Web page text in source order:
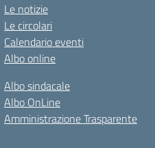
Le notizie
Le circolari
Calendario eventi
Albo online
Albo sindacale
Albo OnLine
Amministrazione Trasparente